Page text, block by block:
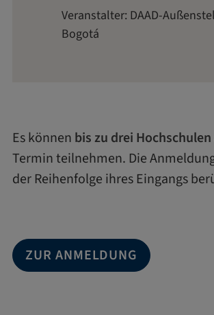
Veranstalter: DAAD-
Bogotá
Es können bis zu drei Hochschulen
Termin teilnehmen. Die
der Reihenfolge ihres Eingangs
ZUR ANMELDUNG